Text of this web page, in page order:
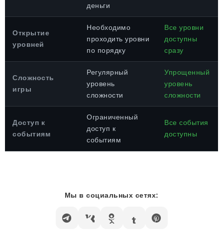
деньги
Открытие
уровней
Необходимо
проходить уровни
по порядку
Все уровни
доступны
сразу
Сложность
игры
Регулярный
уровень
сложности
Упрощенный
уровень
сложности
Доступ к
событиям
Ограниченный
доступ к
событиям
Все события
доступны
Мы в социальных сетях: